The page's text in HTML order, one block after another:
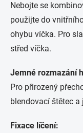
Nebojte se
použijte do
ohybu víčka. Pro
střed víčka.
Jemné rozmazání
Pro přirozený
blendovací štětec
Fixace líčení: